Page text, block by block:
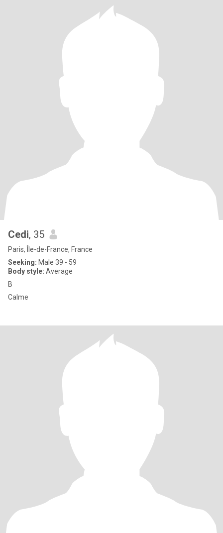
Cedi, 35
Paris, Île-de-France, France
Seeking: Male 39 - 59
Body style: Average
B
Calme